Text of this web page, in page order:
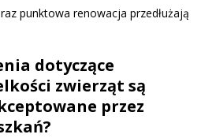
punktowa renowacja przedłużają
dotyczące
zwierząt są
przez